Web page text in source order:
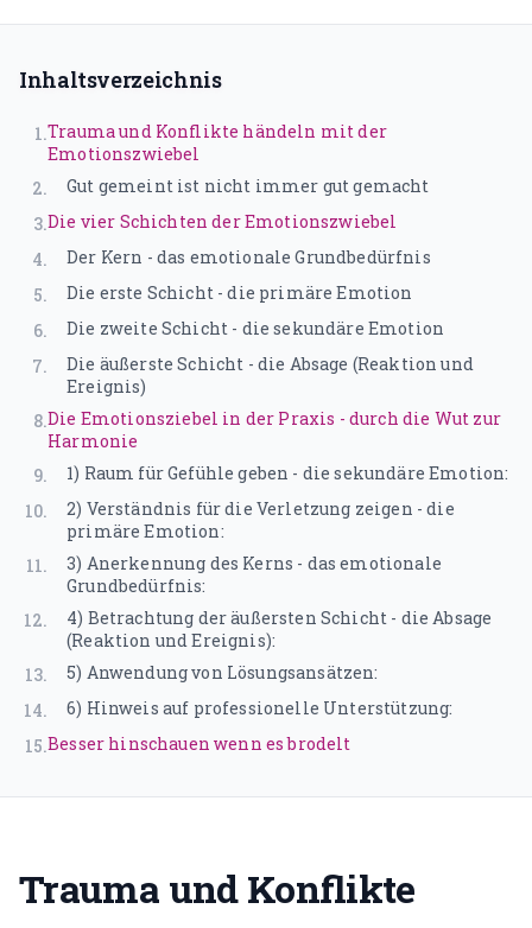
Traumatherapie (DeGPT)
Supervision
Dein Weg in deine Großartigkeit
Trauma und Lernen
Narrative
Traumasensibles Coaching
Du bist nicht kaputt (Aufzeichnung)
ÜBER UNS
Gründerin & Denkfabrik
Unser Team
Expertenfinder
Unsere Partner
🗓️ Alle Veranstaltungen
EMDR Live Session – Aufzeichnung
Inhaltsverzeichnis
1.Trauma und Konflikte händeln mit der
Emotionszwiebel
2.
Gut gemeint ist nicht immer gut gemacht
3.Die vier Schichten der Emotionszwiebel
4.
Der Kern - das emotionale Grundbedürfnis
5.
Die erste Schicht - die primäre Emotion
6.
Die zweite Schicht - die sekundäre Emotion
7.
Die äußerste Schicht - die Absage (Reaktion und
Ereignis)
8.Die Emotionsziebel in der Praxis - durch die Wut zur
Harmonie
9.
1) Raum für Gefühle geben - die sekundäre Emotion:
10.
2) Verständnis für die Verletzung zeigen - die
primäre Emotion:
11.
3) Anerkennung des Kerns - das emotionale
Grundbedürfnis:
12.
4) Betrachtung der äußersten Schicht - die Absage
(Reaktion und Ereignis):
13.
5) Anwendung von Lösungsansätzen:
14.
6) Hinweis auf professionelle Unterstützung:
15.Besser hinschauen wenn es brodelt
Trauma und Konflikte